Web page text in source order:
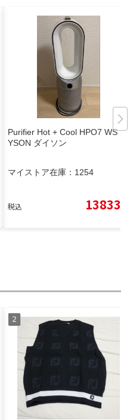
Purifier Hot + Cool HPO7 WS D
YSON ダイソン
マイストア在庫： 1254
税込 13833